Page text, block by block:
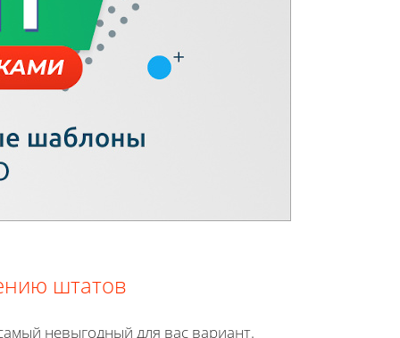
штатов
невыгодный для вас вариант.